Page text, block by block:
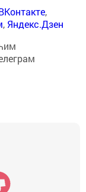
,
, Яндекс.Дзен